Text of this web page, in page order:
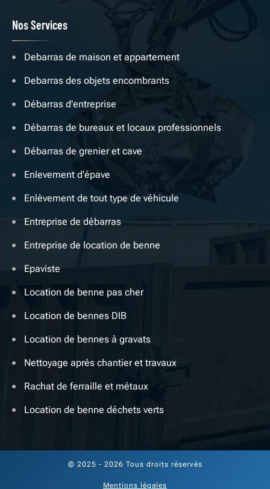
Nos Services
Debarras de maison et appartement
Debarras des objets encombrants
Débarras d'entreprise
Débarras de bureaux et locaux professionnels
Débarras de grenier et cave
Enlevement d'épave
Enlèvement de tout type de véhicule
Entreprise de débarras
Entreprise de location de benne
Epaviste
Location de benne pas cher
Location de bennes DIB
Location de bennes à gravats
Nettoyage après chantier et travaux
Rachat de ferraille et métaux
Location de benne déchets verts
© 2025 - 2026 Tous droits réservés
Mentions légales